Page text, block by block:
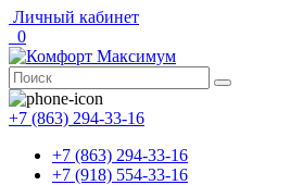
Личный кабинет
0
+7 (863) 294-33-16
+7 (863) 294-33-16
+7 (918) 554-33-16